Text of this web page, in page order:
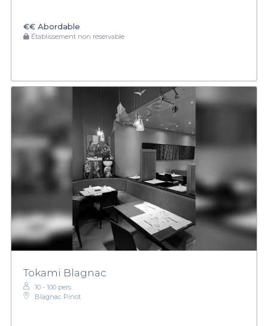
€€ Abordable
Établissement non réservable
Tokami Blagnac
10 - 100 pers.
Blagnac Pinot